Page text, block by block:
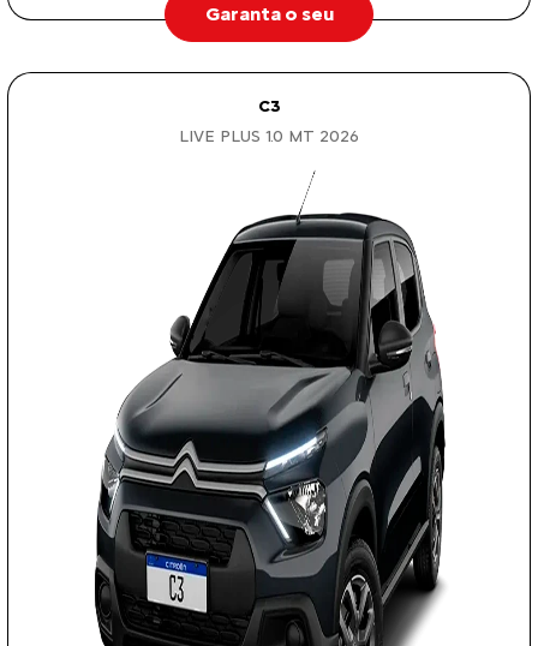
Garanta o seu
C3
LIVE PLUS 1.0 MT 2026